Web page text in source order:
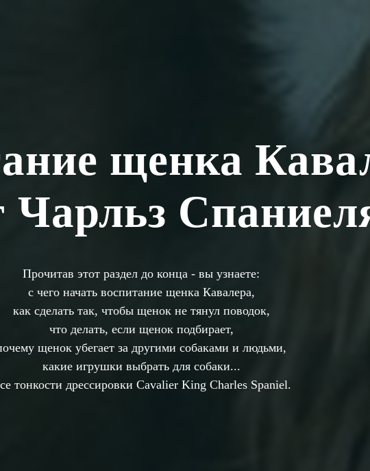
щенка
Чарльз
Прочитав этот раздел до конца - вы узнаете:
с чего начать воспитание щенка Кавалера,
как сделать так, чтобы щенок не тянул поводок,
что делать, если щенок подбирает,
щенок убегает за другими собаками и людьми,
какие игрушки выбрать для собаки...
тонкости дрессировки Cavalier King Charles Spaniel.